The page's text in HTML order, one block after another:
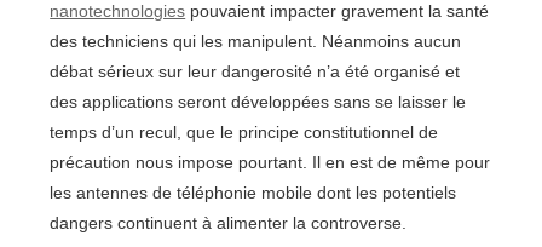
nanotechnologies pouvaient impacter gravement la santé
des techniciens qui les manipulent. Néanmoins aucun
débat sérieux sur leur dangerosité n’a été organisé et
des applications seront développées sans se laisser le
temps d’un recul, que le principe constitutionnel de
précaution nous impose pourtant. Il en est de même pour
les antennes de téléphonie mobile dont les potentiels
dangers continuent à alimenter la controverse.